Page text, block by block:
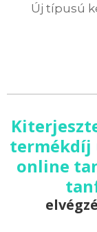
Új típusú
termékdíj
online